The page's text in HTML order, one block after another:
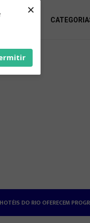
×
HOTÉISRIO REALIZA CICLO DE